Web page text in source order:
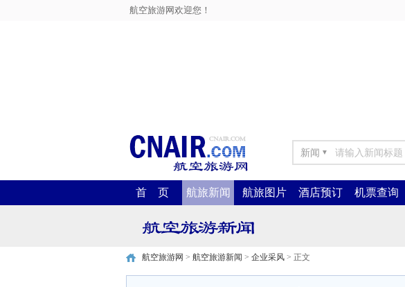
航空旅游网欢迎您！
新闻 ▼
首 页 航旅新闻 航旅图片 酒店预订 机票查询
航空旅游网 > 航空旅游新闻 > 企业采风 > 正文